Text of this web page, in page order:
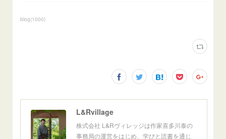
blog(1000)
L&Rvillage
株式会社 L&Rヴィレッジは作家喜多川泰の
事務局の運営をはじめ、学びと読書を通じ